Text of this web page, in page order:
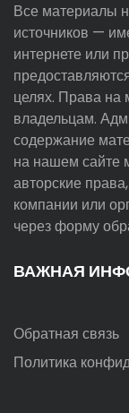
Все материалы
источников —
интернете или
целях. Права на
владельцам.
содержание
на нашем сайте
авторские
компании или
через форму
ВАЖНАЯ
Обратная связь
Политика